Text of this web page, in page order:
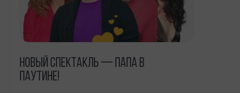
НОВЫЙ СПЕКТАКЛЬ — ПАПА В
ПАУТИНЕ!